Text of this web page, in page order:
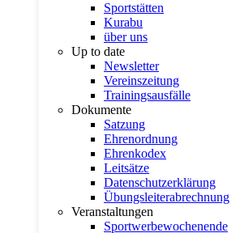
Sportstätten
Kurabu
über uns
Up to date
Newsletter
Vereinszeitung
Trainingsausfälle
Dokumente
Satzung
Ehrenordnung
Ehrenkodex
Leitsätze
Datenschutzerklärung
Übungsleiterabrechnung
Veranstaltungen
Sportwerbewochenende